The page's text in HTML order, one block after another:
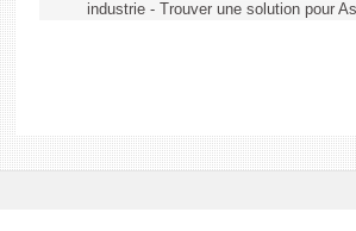
industrie - Trouver une solution pour